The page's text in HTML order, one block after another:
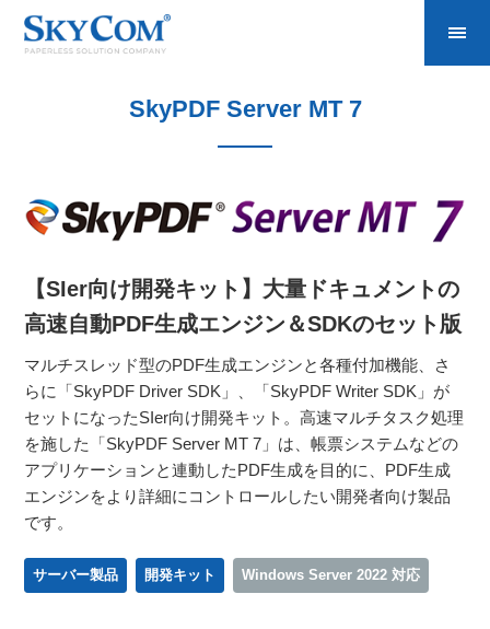
SkyPDF Server MT 7
【SIer向け開発キット】大量ドキュメントの
高速自動PDF生成エンジン＆SDKのセット版
マルチスレッド型のPDF生成エンジンと各種付加機能、さ
らに「SkyPDF Driver SDK」、「SkyPDF Writer SDK」が
セットになったSIer向け開発キット。高速マルチタスク処理
を施した「SkyPDF Server MT 7」は、帳票システムなどの
アプリケーションと連動したPDF生成を目的に、PDF生成
エンジンをより詳細にコントロールしたい開発者向け製品
です。
サーバー製品 開発キット Windows Server 2022 対応